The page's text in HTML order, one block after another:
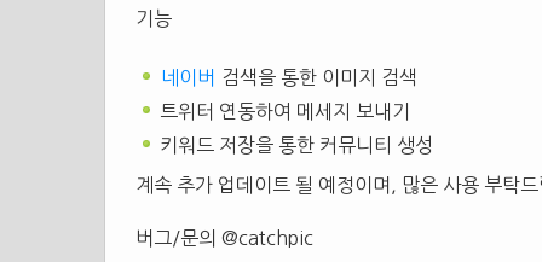
기능
네이버 검색을 통한 이미지 검색
트위터 연동하여 메세지 보내기
키워드 저장을 통한 커뮤니티 생성
계속 추가 업데이트 될 예정이며, 많은 사용 부탁
버그/문의 @catchpic